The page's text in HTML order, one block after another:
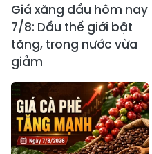
Giá xăng dầu hôm nay
7/8: Dầu thế giới bật
tăng, trong nước vừa
giảm